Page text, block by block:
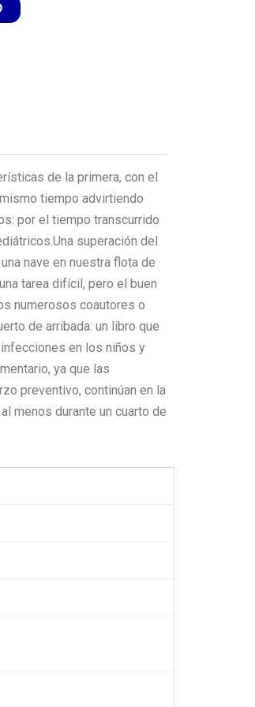
de la primera, con el
tiempo advirtiendo
por el tiempo transcurrido
superación del
nave en nuestra flota de
tarea difícil, pero el buen
numerosos coautores o
de arribada: un libro que
en los niños y
ya que las
preventivo, continúan en la
menos durante un cuarto de